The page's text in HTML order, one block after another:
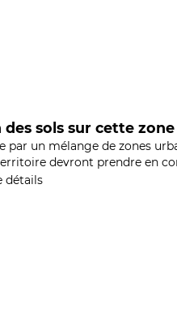
sols sur cette zone
un mélange de zones
devront prendre en
détails